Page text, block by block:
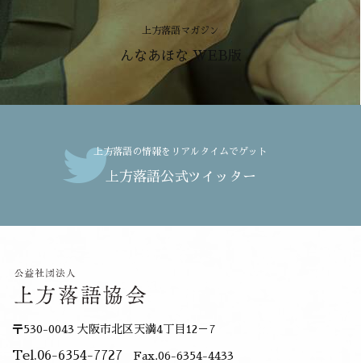
上方落語マガジン
んなあほな WEB版
上方落語の情報をリアルタイムでゲット
上方落語公式ツイッター
〒530-0043 大阪市北区天満4丁目12－7
Tel.06-6354-7727 Fax.06-6354-4433